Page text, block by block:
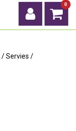
0
/Servies /